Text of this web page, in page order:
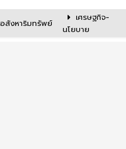
อสังหาริมทรัพย์
เศรษฐกิจ-
นโยบาย